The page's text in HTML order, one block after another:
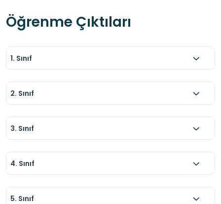
Öğrenme Çıktıları
1. Sınıf
2. Sınıf
3. Sınıf
4. Sınıf
5. Sınıf